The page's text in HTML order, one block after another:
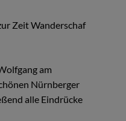
Zeit Wanderschaf
am
Nürnberger
alle Eindrücke